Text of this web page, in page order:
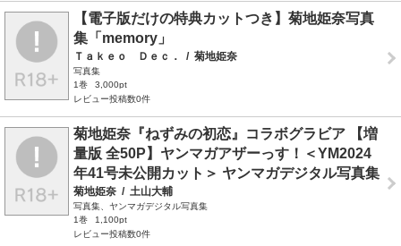
【電子版だけの特典カットつき】菊地姫奈写真
集「memory」
Ｔａｋｅｏ Ｄｅｃ． / 菊地姫奈
写真集
1巻
3,000pt
レビュー投稿数0件
菊地姫奈『ねずみの初恋』コラボグラビア 【増
量版 全50P】ヤンマガアザーっす！＜YM2024
年41号未公開カット＞ ヤンマガデジタル写真集
菊地姫奈 / 土山大輔
写真集、ヤンマガデジタル写真集
1巻
1,100pt
レビュー投稿数0件